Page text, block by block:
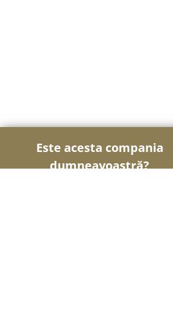
Este acesta compania
dumneavoastră?